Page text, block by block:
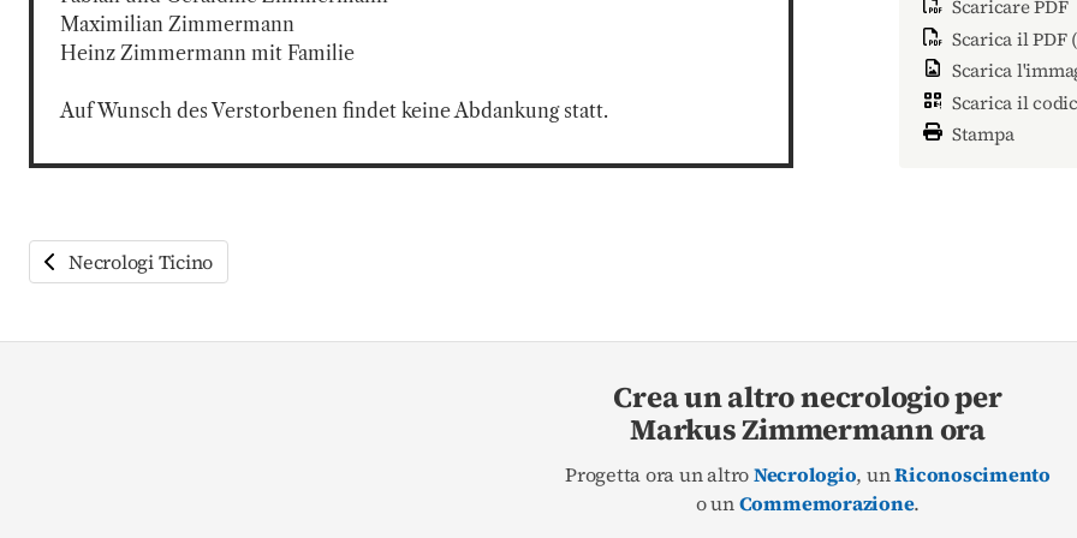
Maximilian Zimmermann
Heinz Zimmermann mit Familie
Auf Wunsch des Verstorbenen findet keine Abdankung statt.
Scaricare PDF
Scarica il PDF
Scarica
Scarica il
Stampa
Necrologi Ticino
Crea un altro necrologio per
Markus Zimmermann ora
Progetta ora un altroNecrologio, unRiconoscimento
o unCommemorazione.